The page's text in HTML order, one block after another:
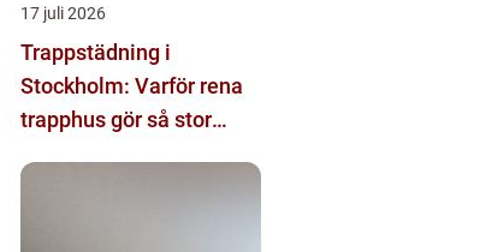
17 juli 2026
Trappstädning i
Stockholm: Varför rena
trapphus gör så stor